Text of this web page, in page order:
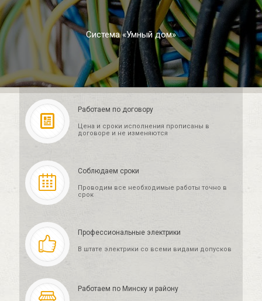
Система «Умный дом»
Работаем по договору
Цена и сроки исполнения прописаны в
договоре и не изменяются
Соблюдаем сроки
Проводим все необходимые работы точно в
срок
Профессиональные электрики
В штате электрики со всеми видами допусков
Работаем по Минску и району